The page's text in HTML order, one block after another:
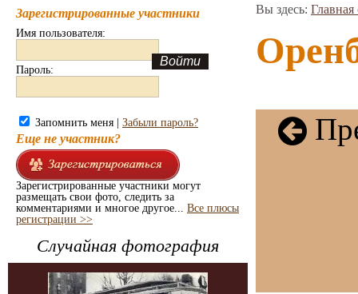
Зарегистрированные участники
Имя пользователя:
Пароль:
Запомнить меня | Забыли пароль?
Еще не участник?
Зарегистрированные участники могут
размещать свои фото, следить за
комментариями и многое другое... Все плюсы
регистрации >>
Случайная фотография
Вы здесь: Главная